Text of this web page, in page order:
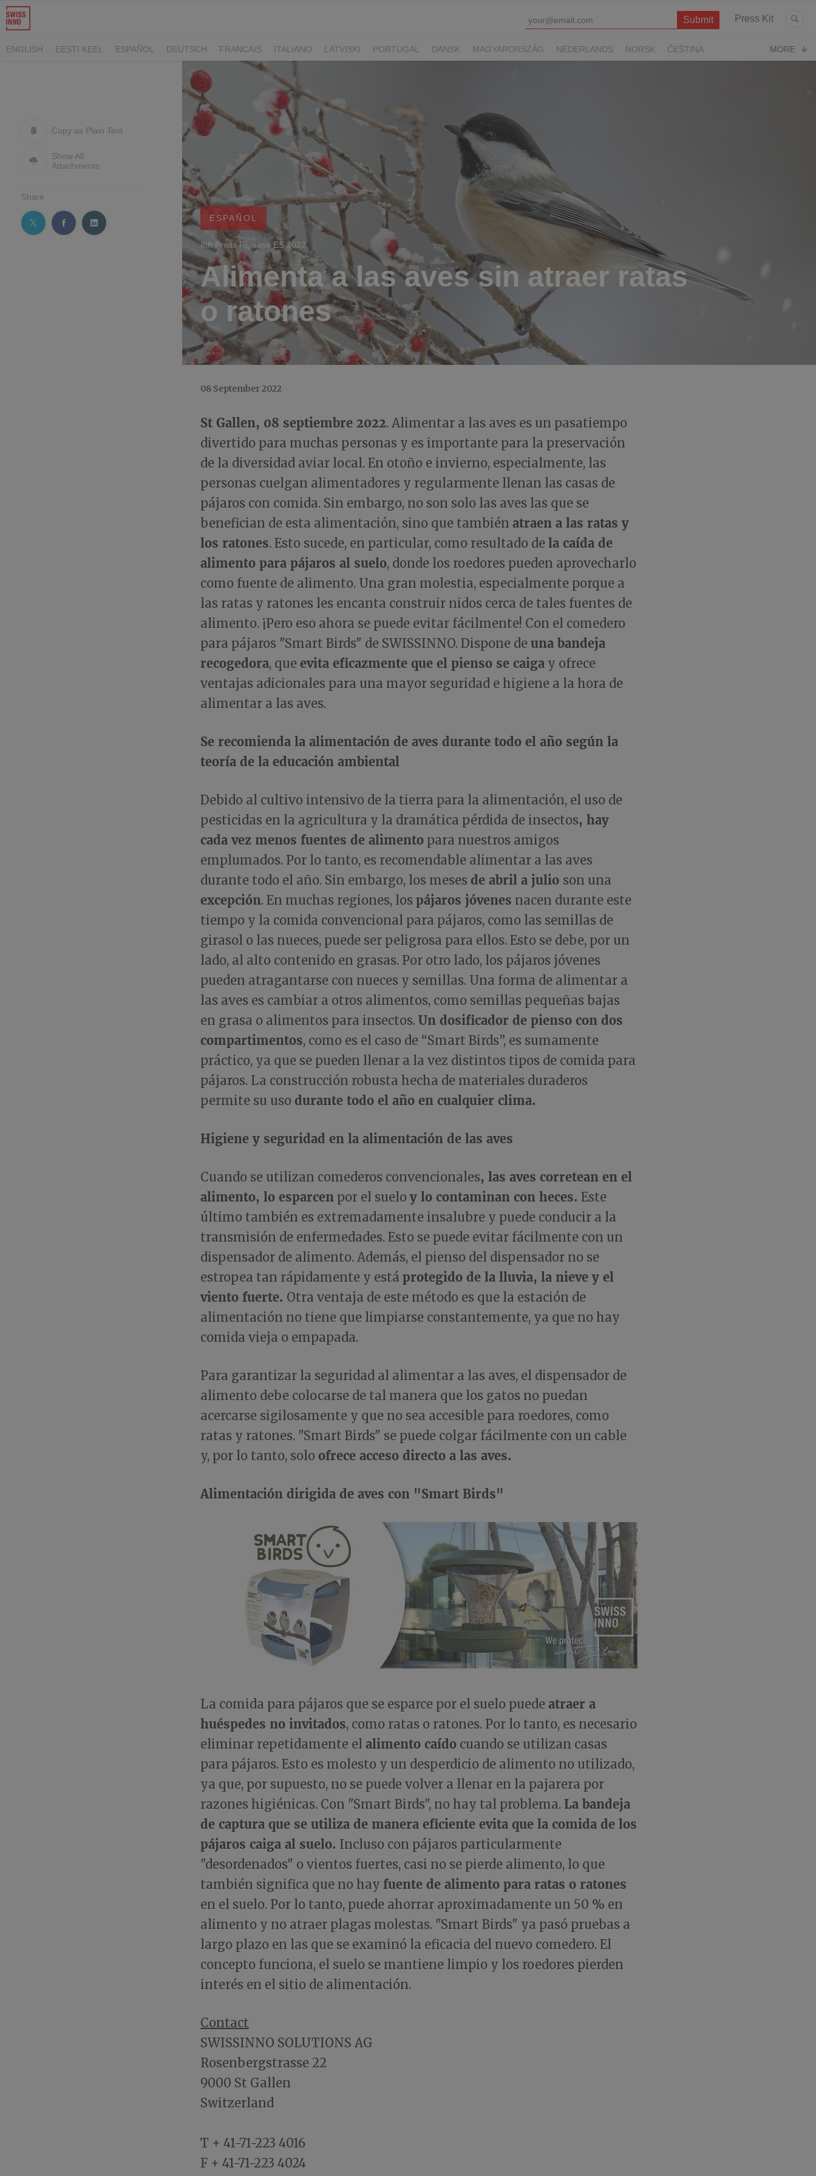
Press Kit
ENGLISH EESTI KEEL ESPAÑOL DEUTSCH FRANCAIS ITALIANO LATVISKI PORTUGAL DANSK MAGYARORSZÁG NEDERLANDS NORSK
ČEŠTINA
SLOVENIJA SLOVENSKÝ
MORE
Copy as Plain Text
Show All
Attachments
Share
ESPAÑOL
8th Press Release ES 2022
Alimenta a las aves sin atraer ratas
o ratones
08 September 2022
St Gallen, 08 septiembre 2022. Alimentar a las aves es un pasatiempo
divertido para muchas personas y es importante para la preservación
de la diversidad aviar local. En otoño e invierno, especialmente, las
personas cuelgan alimentadores y regularmente llenan las casas de
pájaros con comida. Sin embargo, no son solo las aves las que se
benefician de esta alimentación, sino que también atraen a las ratas y
los ratones. Esto sucede, en particular, como resultado de la caída de
alimento para pájaros al suelo, donde los roedores pueden aprovecharlo
como fuente de alimento. Una gran molestia, especialmente porque a
las ratas y ratones les encanta construir nidos cerca de tales fuentes de
alimento. ¡Pero eso ahora se puede evitar fácilmente! Con el comedero
para pájaros "Smart Birds" de SWISSINNO. Dispone de una bandeja
recogedora, que evita eficazmente que el pienso se caiga y ofrece
ventajas adicionales para una mayor seguridad e higiene a la hora de
alimentar a las aves.
Se recomienda la alimentación de aves durante todo el año según la
teoría de la educación ambiental
Debido al cultivo intensivo de la tierra para la alimentación, el uso de
pesticidas en la agricultura y la dramática pérdida de insectos, hay
cada vez menos fuentes de alimento para nuestros amigos
emplumados. Por lo tanto, es recomendable alimentar a las aves
durante todo el año. Sin embargo, los meses de abril a julio son una
excepción. En muchas regiones, los pájaros jóvenes nacen durante este
tiempo y la comida convencional para pájaros, como las semillas de
girasol o las nueces, puede ser peligrosa para ellos. Esto se debe, por un
lado, al alto contenido en grasas. Por otro lado, los pájaros jóvenes
pueden atragantarse con nueces y semillas. Una forma de alimentar a
las aves es cambiar a otros alimentos, como semillas pequeñas bajas
en grasa o alimentos para insectos. Un dosificador de pienso con dos
compartimentos, como es el caso de “Smart Birds”, es sumamente
práctico, ya que se pueden llenar a la vez distintos tipos de comida para
pájaros. La construcción robusta hecha de materiales duraderos
permite su uso durante todo el año en cualquier clima.
Higiene y seguridad en la alimentación de las aves
Cuando se utilizan comederos convencionales, las aves corretean en el
alimento, lo esparcen por el suelo y lo contaminan con heces. Este
último también es extremadamente insalubre y puede conducir a la
transmisión de enfermedades. Esto se puede evitar fácilmente con un
dispensador de alimento. Además, el pienso del dispensador no se
estropea tan rápidamente y está protegido de la lluvia, la nieve y el
viento fuerte. Otra ventaja de este método es que la estación de
alimentación no tiene que limpiarse constantemente, ya que no hay
comida vieja o empapada.
Para garantizar la seguridad al alimentar a las aves, el dispensador de
alimento debe colocarse de tal manera que los gatos no puedan
acercarse sigilosamente y que no sea accesible para roedores, como
ratas y ratones. "Smart Birds" se puede colgar fácilmente con un cable
y, por lo tanto, solo ofrece acceso directo a las aves.
Alimentación dirigida de aves con "Smart Birds"
La comida para pájaros que se esparce por el suelo puede atraer a
huéspedes no invitados, como ratas o ratones. Por lo tanto, es necesario
eliminar repetidamente el alimento caído cuando se utilizan casas
para pájaros. Esto es molesto y un desperdicio de alimento no utilizado,
ya que, por supuesto, no se puede volver a llenar en la pajarera por
razones higiénicas. Con "Smart Birds", no hay tal problema. La bandeja
de captura que se utiliza de manera eficiente evita que la comida de los
pájaros caiga al suelo. Incluso con pájaros particularmente
"desordenados" o vientos fuertes, casi no se pierde alimento, lo que
también significa que no hay fuente de alimento para ratas o ratones
en el suelo. Por lo tanto, puede ahorrar aproximadamente un 50 % en
alimento y no atraer plagas molestas. "Smart Birds" ya pasó pruebas a
largo plazo en las que se examinó la eficacia del nuevo comedero. El
concepto funciona, el suelo se mantiene limpio y los roedores pierden
interés en el sitio de alimentación.
Contact
SWISSINNO SOLUTIONS AG
Rosenbergstrasse 22
9000 St Gallen
Switzerland
T + 41-71-223 4016
F + 41-71-223 4024